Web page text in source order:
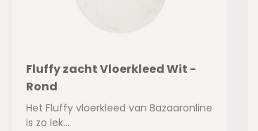
Fluffy zacht Vloerkleed Wit -
Rond
Het Fluffy vloerkleed van Bazaaronline
is zo lek...